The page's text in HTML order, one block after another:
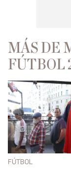
MÁS DE
FÚTBOL
FÚTBOL